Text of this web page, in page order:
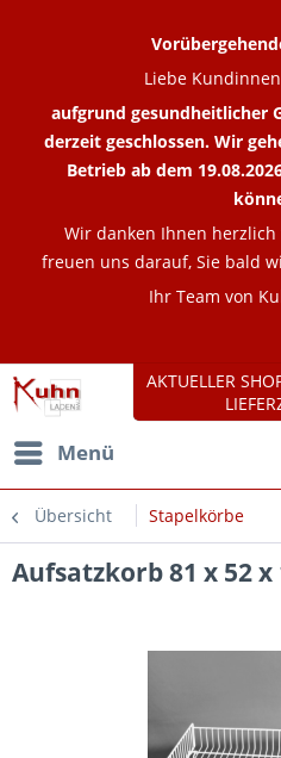
Menü
Übersicht Stapelkörbe
Aufsatzkorb 81 x 52
AKTUELLER
Liebe
aufgrund gesundheitlicher
derzeit geschlossen. Wir
Betrieb ab dem
Wir danken Ihnen
freuen uns darauf, Sie bald
Ihr Team von